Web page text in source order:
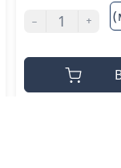
- +